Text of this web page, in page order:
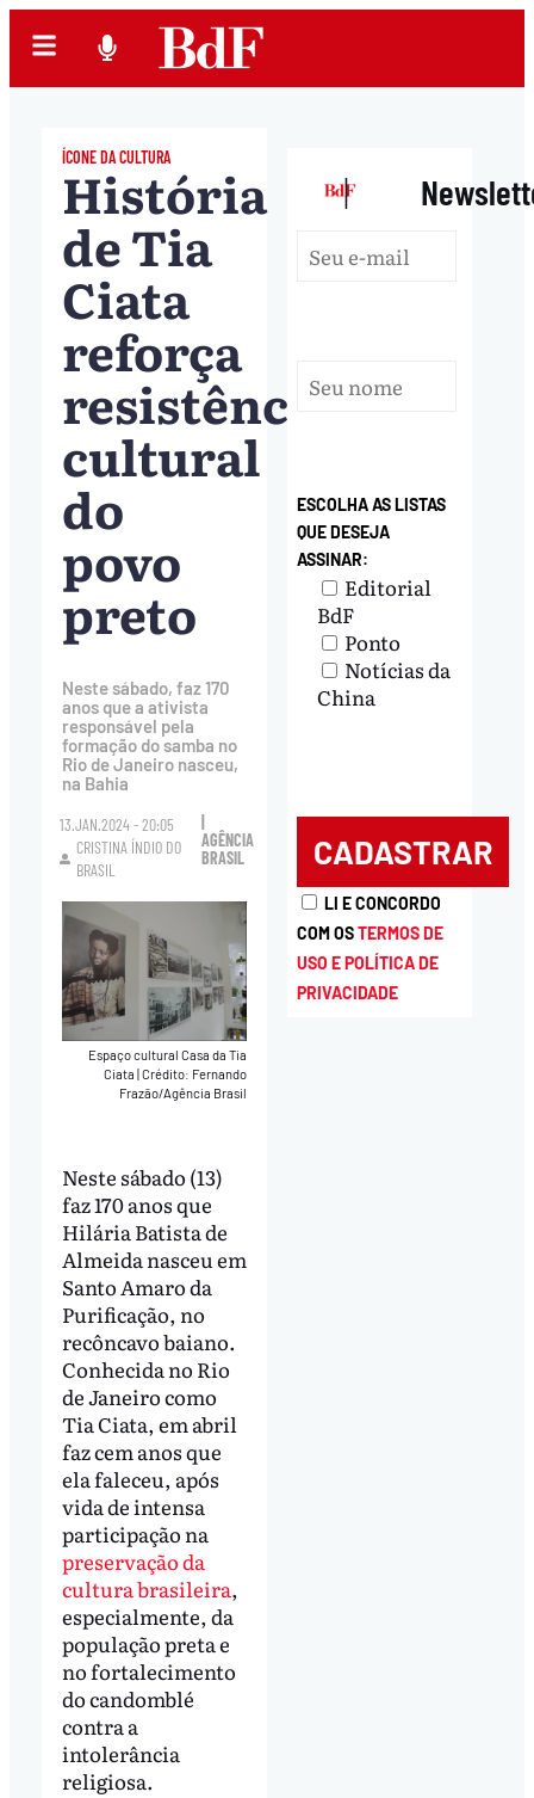
ÍCONE DA CULTURA
História
de Tia
Ciata
reforça
resistência
cultural
do
povo
preto
Neste sábado, faz 170
anos que a ativista
responsável pela
formação do samba no
Rio de Janeiro nasceu,
na Bahia
13.JAN.2024 - 20:05
CRISTINA ÍNDIO DO
BRASIL
AGÊNCIA
BRASIL
Espaço cultural Casa da Tia
Ciata|Crédito: Fernando
Frazão/Agência Brasil
Neste sábado (13)
faz 170 anos que
Hilária Batista de
Almeida nasceu em
Santo Amaro da
Purificação, no
recôncavo baiano.
Conhecida no Rio
de Janeiro como
Tia Ciata, em abril
faz cem anos que
ela faleceu, após
vida de intensa
participação na
preservação da
cultura brasileira,
especialmente, da
população preta e
no fortalecimento
do candomblé
contra a
intolerância
religiosa.
|
ESCOLHA AS LISTAS
QUE DESEJA
ASSINAR:
Editorial
BdF
Ponto
Notícias da
China
LI E CONCORDO
COM OSTERMOS DE
USO E POLÍTICA DE
PRIVACIDADE